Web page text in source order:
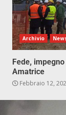
Archivio
Fede,
Amatrice
Febbraio 12,